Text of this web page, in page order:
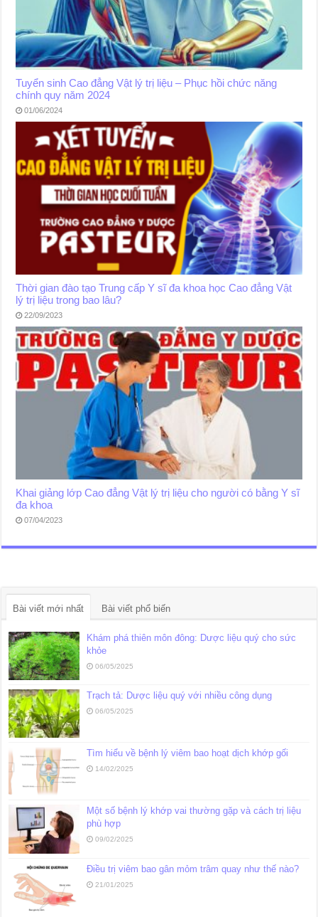
Tuyển sinh Cao đẳng Vật lý trị liệu – Phục hồi chức năng
chính quy năm 2024
01/06/2024
Thời gian đào tạo Trung cấp Y sĩ đa khoa học Cao đẳng Vật
lý trị liệu trong bao lâu?
22/09/2023
Khai giảng lớp Cao đẳng Vật lý trị liệu cho người có bằng Y sĩ
đa khoa
07/04/2023
Bài viết mới nhất Bài viết phổ biến
Khám phá thiên môn đông: Dược liệu quý cho sức
khỏe
06/05/2025
Trạch tả: Dược liệu quý với nhiều công dụng
06/05/2025
Tìm hiểu về bệnh lý viêm bao hoạt dịch khớp gối
14/02/2025
Một số bệnh lý khớp vai thường gặp và cách trị liệu
phù hợp
09/02/2025
Điều trị viêm bao gân mỏm trâm quay như thế nào?
21/01/2025